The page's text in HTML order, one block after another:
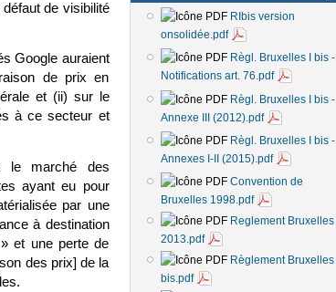
de visibilité
Google auraient
de prix en
et (ii) sur le
à ce secteur et
le marché des
ayant eu pour
par une
à destination
et une perte de
des prix] de la
RIbis version
onsolidée.pdf
Règl. Bruxelles I bis -
Notifications art. 76.pdf
Règl. Bruxelles I bis -
Annexe III (2012).pdf
Règl. Bruxelles I bis -
Annexes I-II (2015).pdf
Convention de
Bruxelles 1998.pdf
Reglement Bruxelles I
2013.pdf
Règlement Bruxelles I
bis.pdf